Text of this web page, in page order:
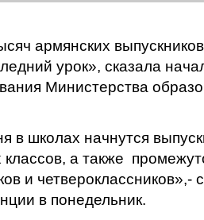
армянских
урок», сказала
Министерства
в школах начнутся
классов, а также
и четвероклассников»,-
в понедельник.